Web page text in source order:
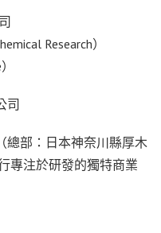
Research）
司
（總部：日本神奈川縣厚木
專注於研發的獨特商業